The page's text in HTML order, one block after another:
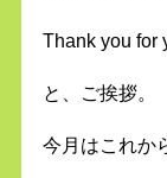
Thank you for
と、ご挨拶。
今月はこれか